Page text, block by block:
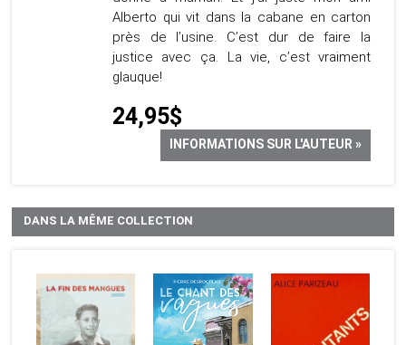
Alberto qui vit dans la cabane en carton
près de l’usine. C’est dur de faire la
justice avec ça. La vie, c’est vraiment
glauque!
24,95$
INFORMATIONS SUR L'AUTEUR »
DANS LA MÊME COLLECTION